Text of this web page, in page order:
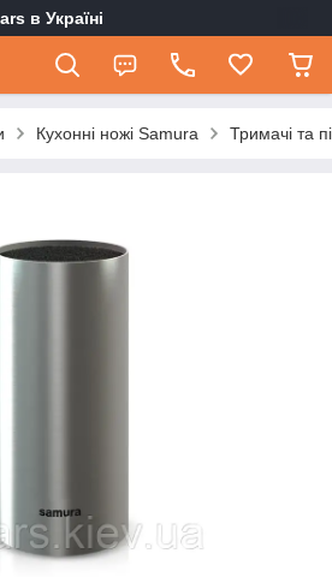
в Україні
Кухонні ножі Samura Тримачі та